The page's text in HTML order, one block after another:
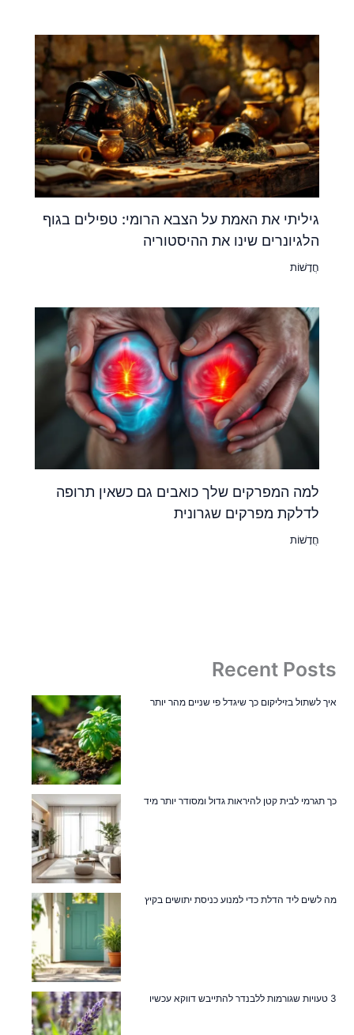
גיליתי את האמת על הצבא הרומי: טפילים בגוף
הלגיונרים שינו את ההיסטוריה
חֲדָשׁוֹת
למה המפרקים שלך כואבים גם כשאין תרופה
לדלקת מפרקים שגרונית
חֲדָשׁוֹת
Recent Posts
איך לשתול בזיליקום כך שיגדל פי שניים מהר יותר
כך תגרמי לבית קטן להיראות גדול ומסודר יותר מיד
מה לשים ליד הדלת כדי למנוע כניסת יתושים בקיץ
3 טעויות שגורמות ללבנדר להתייבש דווקא עכשיו